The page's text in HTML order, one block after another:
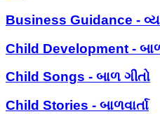
Business Guidance -
Child Development -
Child Songs - બાળ ગીતો
Child Stories - બાળવાર્તા